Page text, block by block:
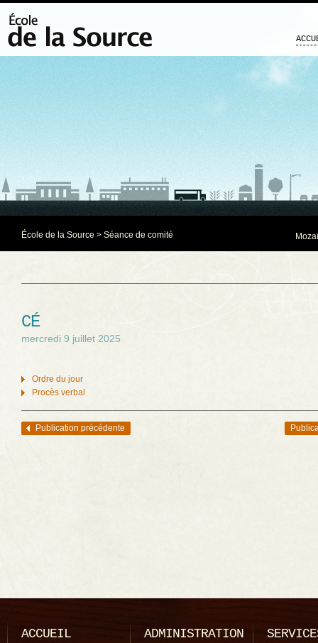
École de la Source > Séance de comité
CÉ
mercredi 9 juillet 2025
Ordre du jour
Procès verbal
Navigation des articles
Publication précédente
ACCUEIL ADMINISTRATION